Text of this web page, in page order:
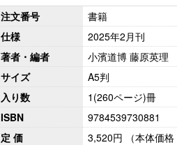
注文番号
書籍
仕様
2025年2月刊
著者・編者
小濱道博 藤原英理
サイズ
A5判
入り数
1(260ページ)冊
ISBN
9784539730881
定 価
3,520円
（本体価